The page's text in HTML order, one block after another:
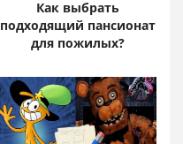
Как выбрать
подходящий пансионат
для пожилых?